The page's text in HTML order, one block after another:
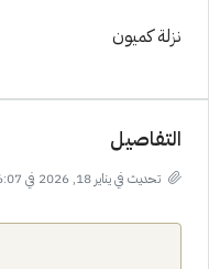
نزلة كميون
التفاصيل
تحديث في يناير 18, 2026 في 6:07 م